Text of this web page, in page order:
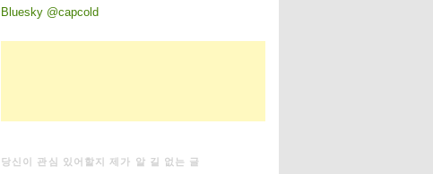
Bluesky @capcold
당신이 관심 있어할지 제가 알 길 없는 글